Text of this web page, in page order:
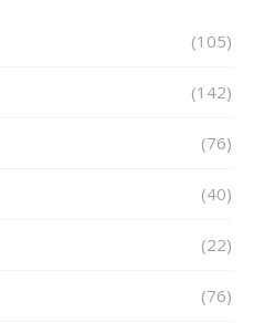
(105)
(142)
(76)
(40)
(22)
(76)